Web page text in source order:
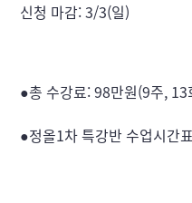
신청 마감: 3/3(일)
●총 수강료: 98만원(9주, 13
●정올1차 특강반 수업시간표